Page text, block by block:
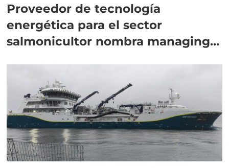
Proveedor de tecnología
energética para el sector
salmonicultor nombra managing